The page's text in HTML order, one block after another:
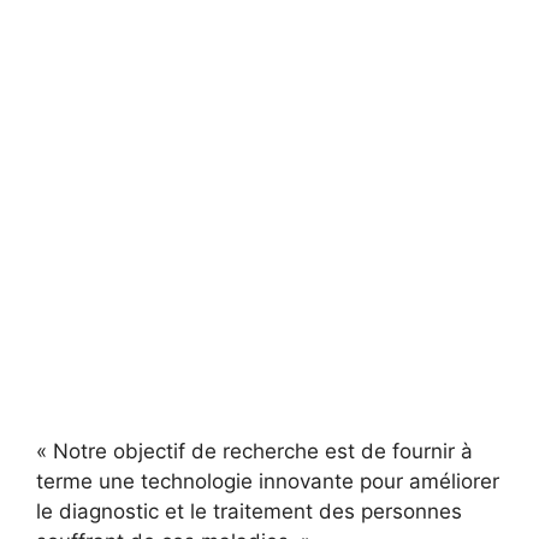
« Notre objectif de recherche est de fournir à
terme une technologie innovante pour améliorer
le diagnostic et le traitement des personnes